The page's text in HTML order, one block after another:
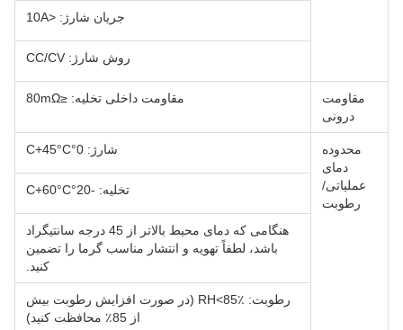
جریان شارژ: <10A
روش شارژ: CC/CV
مقاومت
درونی
مقاومت داخلی تخلیه: ≤80mΩ
محدوده
دمای
عملیاتی/
رطوبت
شارژ: 0°C+45°C
تخلیه: -20°C+60°C
هنگامی که دمای محیط بالاتر از 45 درجه سانتیگراد
باشد، لطفاً تهویه و انتشار مناسب گرما را تضمین
کنید.
رطوبت: RH<85٪ (در صورت افزایش رطوبت بیش
از 85٪ محافظت کنید)